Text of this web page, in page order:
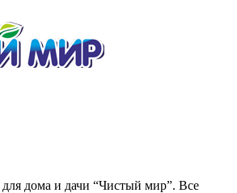
для дома и дачи “Чистый мир”. Все